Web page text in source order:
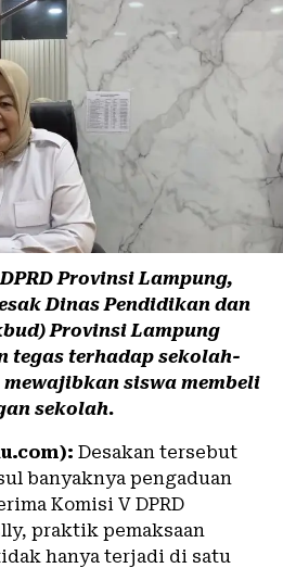
Provinsi Lampung,
Dinas Pendidikan dan
Provinsi Lampung
tegas terhadap sekolah-
siswa membeli
sekolah.
Desakan tersebut
banyaknya pengaduan
Komisi V DPRD
praktik pemaksaan
hanya terjadi di satu